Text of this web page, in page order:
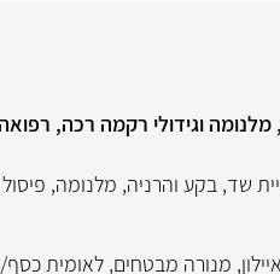
וגידולי רקמה רכה,
שד, בקע והרניה, מלנומה,
איילון, מנורה מבטחים, לאומית